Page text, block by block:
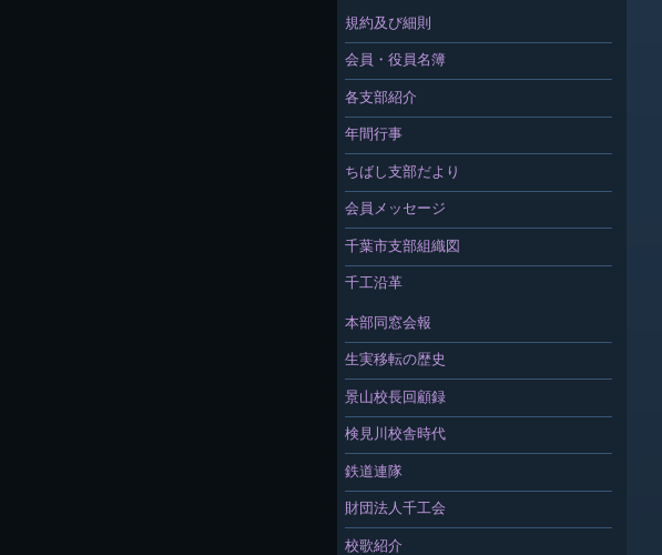
規約及び細則
会員・役員名簿
各支部紹介
年間行事
ちばし支部だより
会員メッセージ
千葉市支部組織図
千工沿革
本部同窓会報
生実移転の歴史
景山校長回顧録
検見川校舎時代
鉄道連隊
財団法人千工会
校歌紹介